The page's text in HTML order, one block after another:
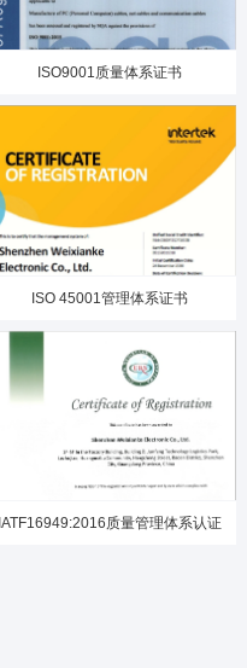
ISO9001质量体系证书
ISO 45001管理体系证书
IATF16949:2016质量管理体系认证